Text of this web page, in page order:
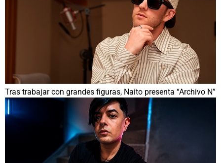
Tras trabajar con grandes figuras, Naito presenta “Archivo N”